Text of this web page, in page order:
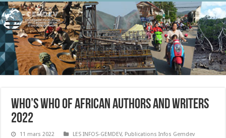
Who’s Who of African Authors and Writers
2022
11 mars 2022 LES INFOS-GEMDEV, Publications Infos Gemdev